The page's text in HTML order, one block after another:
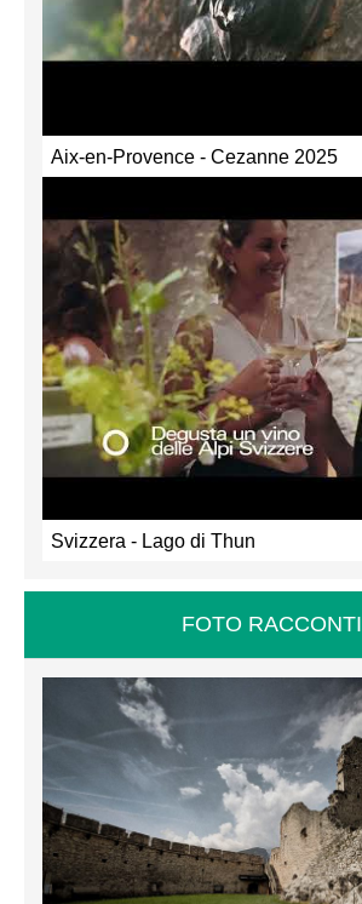
Aix-en-Provence - Cezanne 2025
Svizzera - Lago di Thun
FOTO RACCONTI